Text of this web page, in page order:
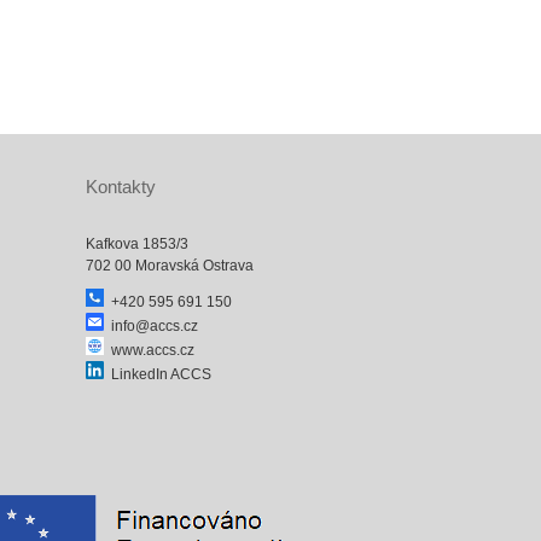
Kontakty
Kafkova 1853/3
702 00 Moravská Ostrava
+420 595 691 150
info@accs.cz
www.accs.cz
LinkedIn ACCS